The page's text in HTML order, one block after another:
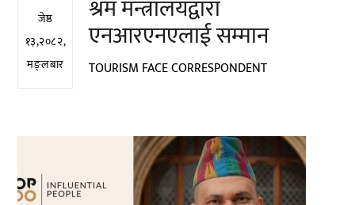
जेष्ठ
१३,२०८२,
मङ्लबार
श्रम मन्त्रालयद्वारा
एनआरएनएलाई सम्मान
TOURISM FACE CORRESPONDENT